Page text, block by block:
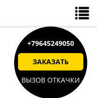
+79645249050
ЗАКАЗАТЬ
ВЫЗОВ ОТКАЧКИ